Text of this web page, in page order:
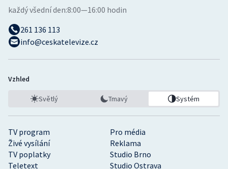
TV program
Pro média
Živé vysílání
Reklama
TV poplatky
Studio Brno
Teletext
Studio Ostrava
každý všední den:8:00—16:00 hodin
261 136 113
info@ceskatelevize.cz
Vzhled
Světlý Tmavý Systém